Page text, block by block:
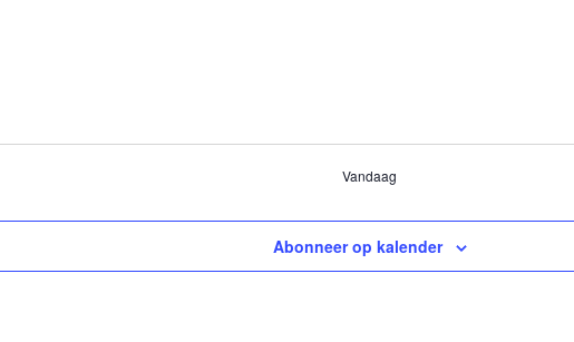
Vandaag
Abonneer op kalender